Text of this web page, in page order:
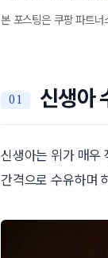
본 포스팅은 쿠팡 파트
신생아
신생아는 위가 매우
간격으로 수유하며